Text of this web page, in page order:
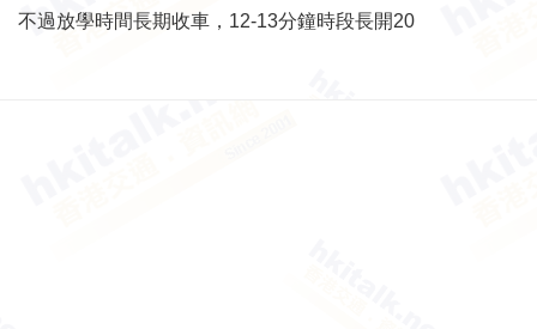
不過放學時間長期收車，12-13分鐘時段長開20